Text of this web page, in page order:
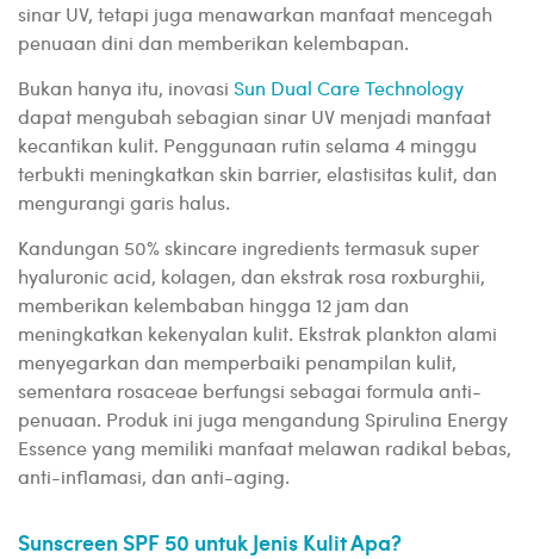
sinar UV, tetapi juga menawarkan manfaat mencegah
penuaan dini dan memberikan kelembapan.
Bukan hanya itu, inovasi Sun Dual Care Technology
dapat mengubah sebagian sinar UV menjadi manfaat
kecantikan kulit. Penggunaan rutin selama 4 minggu
terbukti meningkatkan skin barrier, elastisitas kulit, dan
mengurangi garis halus.
Kandungan 50% skincare ingredients termasuk super
hyaluronic acid, kolagen, dan ekstrak rosa roxburghii,
memberikan kelembaban hingga 12 jam dan
meningkatkan kekenyalan kulit. Ekstrak plankton alami
menyegarkan dan memperbaiki penampilan kulit,
sementara rosaceae berfungsi sebagai formula anti-
penuaan. Produk ini juga mengandung Spirulina Energy
Essence yang memiliki manfaat melawan radikal bebas,
anti-inflamasi, dan anti-aging.
Sunscreen SPF 50 untuk Jenis Kulit Apa?